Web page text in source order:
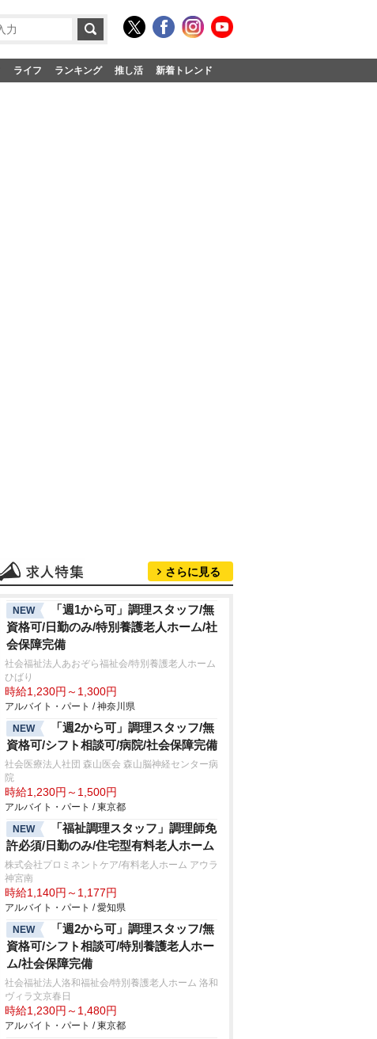
ライフ ランキング 推し活 新着トレンド
さらに見る
NEW
「週1から可」調理スタッフ/無
資格可/日勤のみ/特別養護老人ホーム/社
会保障完備
社会福祉法人あおぞら福祉会/特別養護老人ホーム
ひばり
時給1,230円～1,300円
アルバイト・パート / 神奈川県
NEW
「週2から可」調理スタッフ/無
資格可/シフト相談可/病院/社会保障完備
社会医療法人社団 森山医会 森山脳神経センター病
院
時給1,230円～1,500円
アルバイト・パート / 東京都
NEW
「福祉調理スタッフ」調理師免
許必須/日勤のみ/住宅型有料老人ホーム
株式会社プロミネントケア/有料老人ホーム アウラ
神宮南
時給1,140円～1,177円
アルバイト・パート / 愛知県
NEW
「週2から可」調理スタッフ/無
資格可/シフト相談可/特別養護老人ホー
ム/社会保障完備
社会福祉法人洛和福祉会/特別養護老人ホーム 洛和
ヴィラ文京春日
時給1,230円～1,480円
アルバイト・パート / 東京都